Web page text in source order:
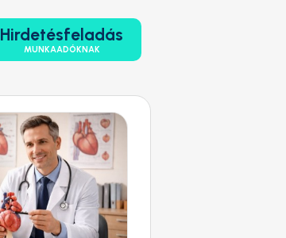
Hirdetésfeladás
MUNKAADÓKNAK